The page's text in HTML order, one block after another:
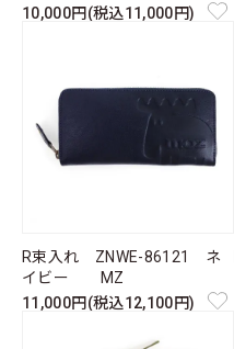
10,000円(税込11,000円)
R束入れ ZNWE-86121 ネ
イビー MZ
11,000円(税込12,100円)